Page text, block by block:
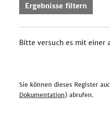
Ergebnisse filtern
Bitte versuch es mit einer
Sie können dieses Register
Dokumentation) abrufen.